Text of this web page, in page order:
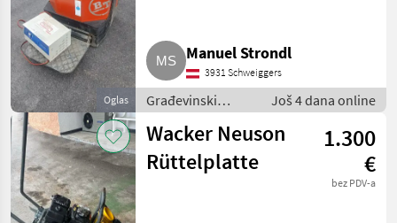
Oglas
Manuel Strondl
3931 Schweiggers
Građevinski
strojevi / Mali
građevinski
strojevi
Još 4 dana online
Wacker Neuson
Rüttelplatte
1.300
€
bez PDV-a